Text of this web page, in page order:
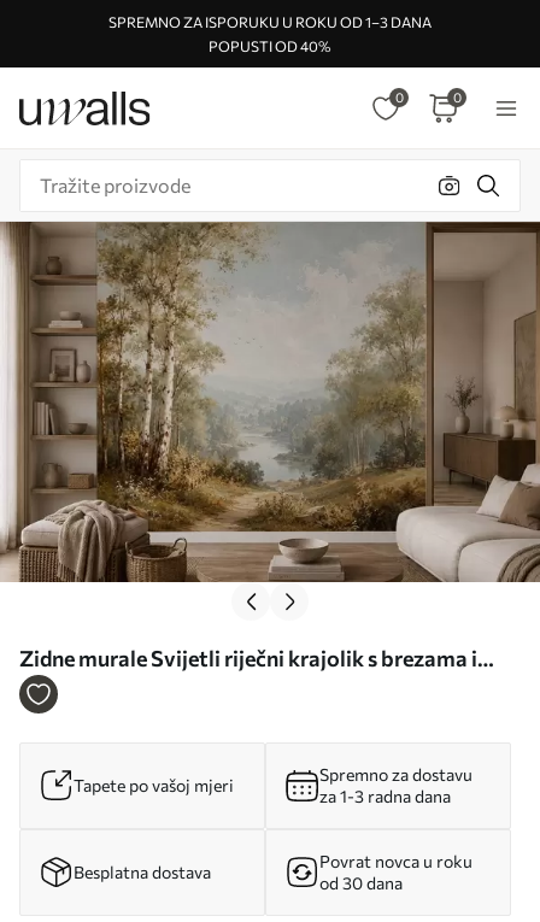
SPREMNO ZA ISPORUKU U ROKU OD 1–3 DANA
POPUSTI OD 40%
0 0
Zidne murale Svijetli riječni krajolik s brezama i
oblacima br. w05685
Tapete po vašoj mjeri
Spremno za dostavu
za 1-3 radna dana
Besplatna dostava
Povrat novca u roku
od 30 dana